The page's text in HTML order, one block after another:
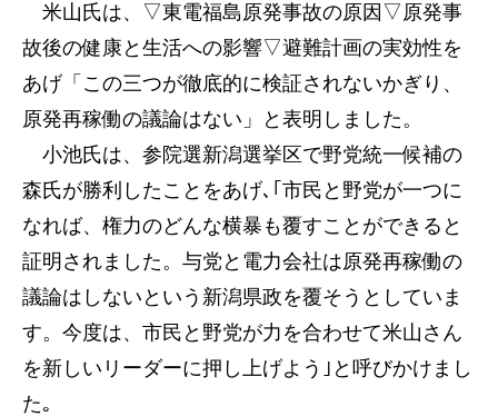
米山氏は、▽東電福島原発事故の原因▽原発事
故後の健康と生活への影響▽避難計画の実効性を
あげ「この三つが徹底的に検証されないかぎり、
原発再稼働の議論はない」と表明しました。
小池氏は、参院選新潟選挙区で野党統一候補の
森氏が勝利したことをあげ､｢市民と野党が一つに
なれば、権力のどんな横暴も覆すことができると
証明されました。与党と電力会社は原発再稼働の
議論はしないという新潟県政を覆そうとしていま
す。今度は、市民と野党が力を合わせて米山さん
を新しいリーダーに押し上げよう｣と呼びかけまし
た｡